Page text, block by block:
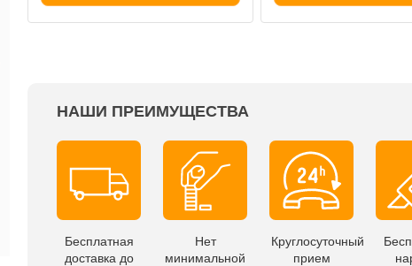
НАШИ ПРЕИМУЩЕСТВА
Бесплатная
доставка до
Нет
минимальной
Круглосуточный
прием